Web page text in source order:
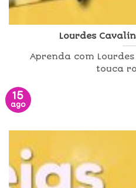
Lourdes
Aprenda com
touca
15
ago